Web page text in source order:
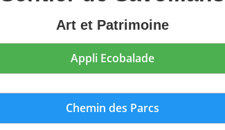
Art et Patrimoine
Appli Ecobalade
Chemin des Parcs